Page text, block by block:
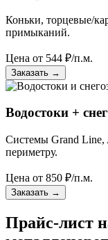
Коньки, торцевые/
примыканий.
Цена от 544 ₽/п.м.
Заказать →
Водостоки +
Системы Grand Line,
периметру.
Цена от 850 ₽/п.м.
Заказать →
Прайс-лист